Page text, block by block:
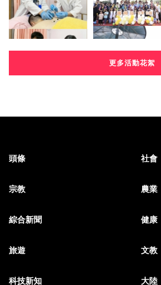
更多活動花絮
頭條 社會
宗教 農業
綜合新聞 健康
旅遊 文教
科技新知 大陸